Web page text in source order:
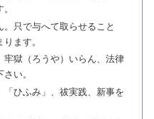
只で与へて取らせること
ます。
獄（ろうや）いらん、法律
い。
ひふみ」、祓実践、新事を